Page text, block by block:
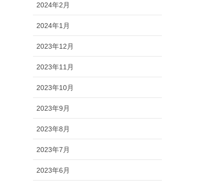
2024年2月
2024年1月
2023年12月
2023年11月
2023年10月
2023年9月
2023年8月
2023年7月
2023年6月